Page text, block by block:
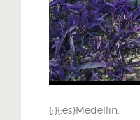
{:}{:es}Medellin,